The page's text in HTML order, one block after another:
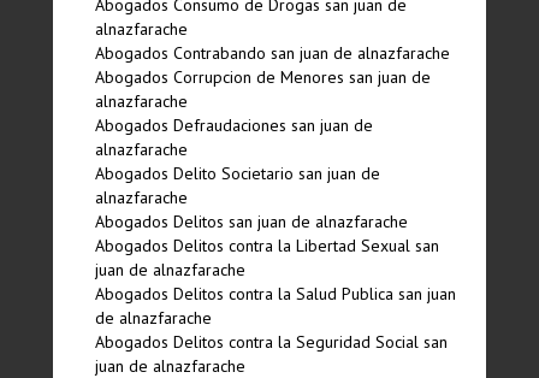
Abogados Consumo de Drogas san juan de
alnazfarache
Abogados Contrabando san juan de alnazfarache
Abogados Corrupcion de Menores san juan de
alnazfarache
Abogados Defraudaciones san juan de
alnazfarache
Abogados Delito Societario san juan de
alnazfarache
Abogados Delitos san juan de alnazfarache
Abogados Delitos contra la Libertad Sexual san
juan de alnazfarache
Abogados Delitos contra la Salud Publica san juan
de alnazfarache
Abogados Delitos contra la Seguridad Social san
juan de alnazfarache